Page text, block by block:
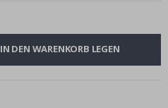
IN DEN WARENKORB LEGEN